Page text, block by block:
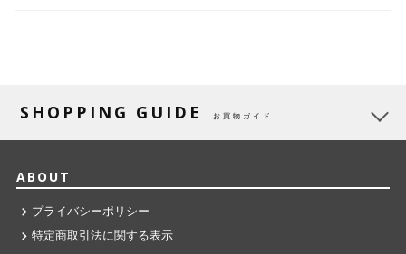
SHOPPING GUIDE お買物ガイド
ABOUT
プライバシーポリシー
特定商取引法に関する表示